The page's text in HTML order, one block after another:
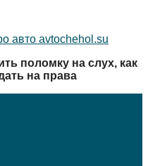
авто avtochehol.su
поломку на слух, как
на права